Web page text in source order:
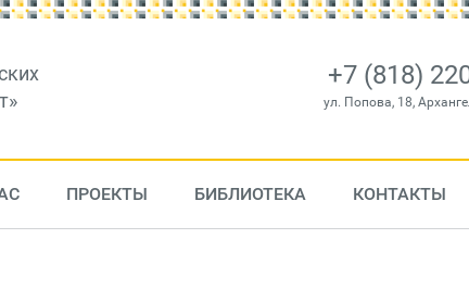
+7 (818)
ул. Попова, 18,
ПРОЕКТЫ БИБЛИОТЕКА КОНТАКТЫ